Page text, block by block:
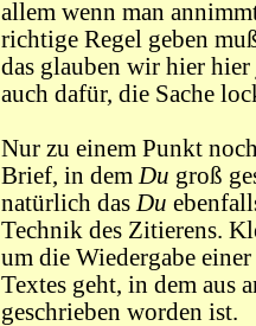
allem wenn man
richtige Regel geben
das glauben wir hier
auch dafür, die Sache
Nur zu einem Punkt
Brief, in dem Du groß
natürlich das Du
Technik des Zitierens.
um die Wiedergabe
Textes geht, in dem aus
geschrieben worden ist.